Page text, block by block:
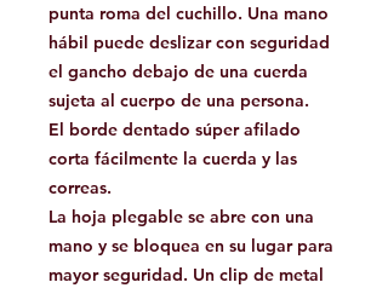
punta roma del cuchillo. Una mano
hábil puede deslizar con seguridad
el gancho debajo de una cuerda
sujeta al cuerpo de una persona.
El borde dentado súper afilado
corta fácilmente la cuerda y las
correas.
La hoja plegable se abre con una
mano y se bloquea en su lugar para
mayor seguridad. Un clip de metal